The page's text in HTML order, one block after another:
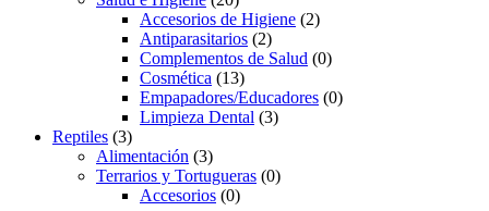
Accesorios de Higiene (2)
Antiparasitarios (2)
Complementos de Salud (0)
Cosmética (13)
Empapadores/Educadores (0)
Limpieza Dental (3)
Reptiles (3)
Alimentación (3)
Terrarios y Tortugueras (0)
Accesorios (0)